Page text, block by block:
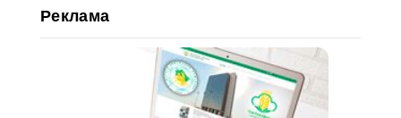
Реклама